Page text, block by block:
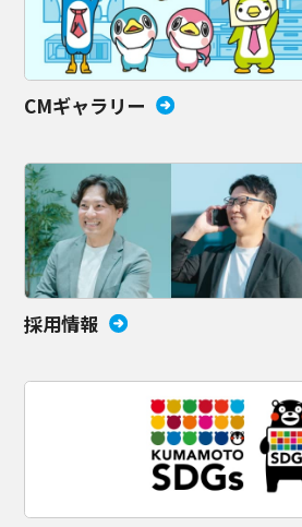
CMギャラリー
採用情報